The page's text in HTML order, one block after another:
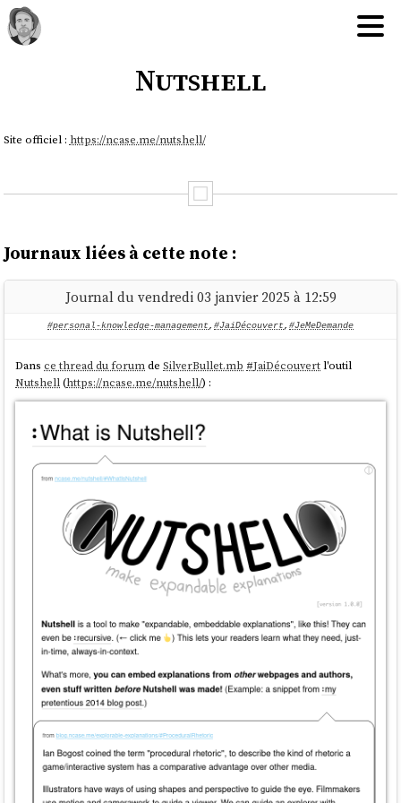
Nutshell
Site officiel : https://ncase.me/nutshell/
Journaux liées à cette note :
Journal du vendredi 03 janvier 2025 à 12:59
#personal-knowledge-management, #JaiDécouvert, #JeMeDemande
Dansce thread du forumdeSilverBullet.mb #JaiDécouvertl'outil
Nutshell(https://ncase.me/nutshell/) :